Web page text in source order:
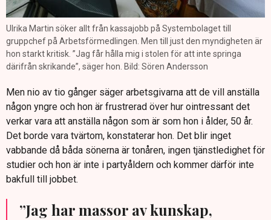
Ulrika Martin söker allt från kassajobb på Systembolaget till
gruppchef på Arbetsförmedlingen. Men till just den myndigheten är
hon starkt kritisk. ”Jag får hålla mig i stolen för att inte springa
därifrån skrikande”, säger hon. Bild: Sören Andersson
Men nio av tio gånger säger arbetsgivarna att de vill anställa
någon yngre och hon är frustrerad över hur ointressant det
verkar vara att anställa någon som är som hon i ålder, 50 år.
Det borde vara tvärtom, konstaterar hon. Det blir inget
vabbande då båda sönerna är tonåren, ingen tjänstledighet för
studier och hon är inte i partyåldern och kommer därför inte
bakfull till jobbet.
”Jag har massor av kunskap,